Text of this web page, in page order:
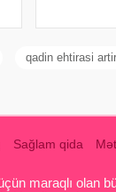
qadin ehtirasi
Sağlam qida
maraqlı